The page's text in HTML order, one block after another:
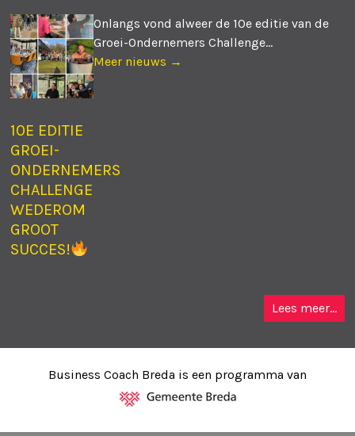
10E EDITIE
GROEI-
ONDERNEMERS
CHALLENGE
WEDEROM
GROOT
SUCCES!
Onlangs vond alweer de 10e editie van de
Groei-Ondernemers Challenge...
Meer nieuws →
Lees meer...
Business Coach Breda is een programma van